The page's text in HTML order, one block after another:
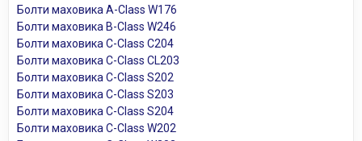
Болти маховика A-Class W176
Болти маховика B-Class W246
Болти маховика C-Class C204
Болти маховика C-Class CL203
Болти маховика C-Class S202
Болти маховика C-Class S203
Болти маховика C-Class S204
Болти маховика C-Class W202